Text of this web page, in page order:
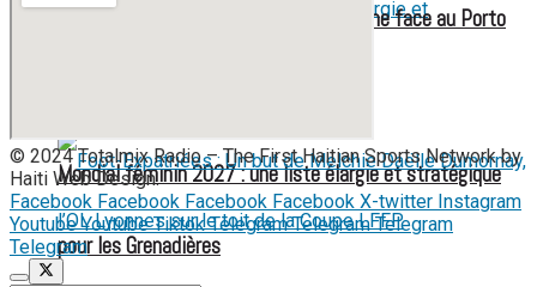
Mondial féminin 2027 : une liste élargie et stratégique
pour les Grenadières
Éliminatoires CDM U17 F : Haïti s’incline face au Porto
© 2024 Totalmix Radio – The First Haitian Sports Network by
Haiti Web Design.
Facebook Facebook Facebook Facebook X-twitter Instagram
Youtube Youtube Tiktok Telegram Telegram Telegram
Telegram